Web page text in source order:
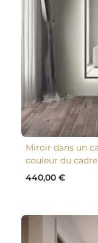
Miroir dans un
couleur du
440,00 €